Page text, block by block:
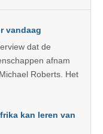
vandaag
dat de
afnam
Roberts. Het
kan leren van